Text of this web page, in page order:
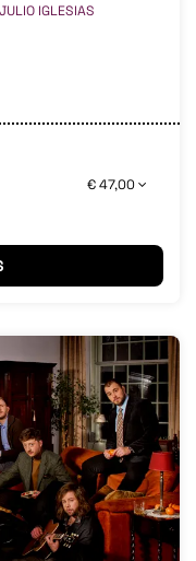
IGLESIAS
€ 47,00